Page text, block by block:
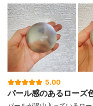
5.00
パール感のあるローズ